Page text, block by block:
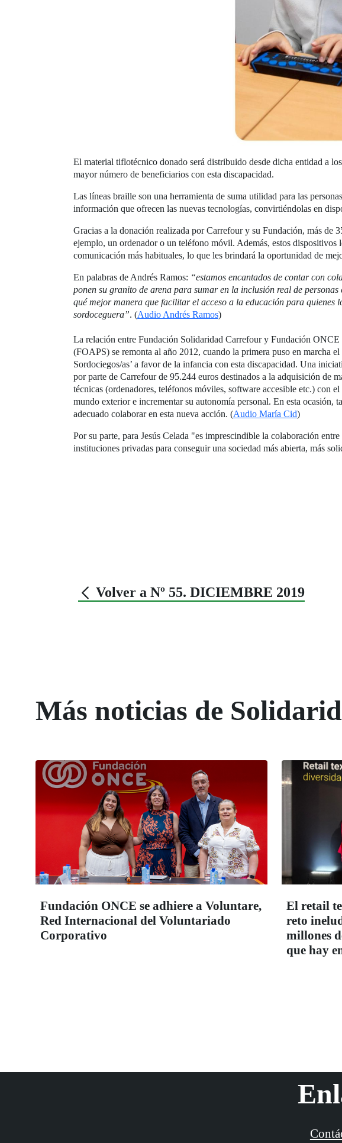
El material tiflotécnico donado será distribuido desde dicha entidad a
mayor número de beneficiarios con esta discapacidad.
Las líneas braille son una herramienta de suma utilidad para las
información que ofrecen las nuevas tecnologías, convirtiéndolas en
Gracias a la donación realizada por Carrefour y su Fundación, más de
ejemplo, un ordenador o un teléfono móvil. Además, estos dispositivos
comunicación más habituales, lo que les brindará la oportunidad de
En palabras de Andrés Ramos: “estamos encantados de contar con
ponen su granito de arena para sumar en la inclusión real de
qué mejor manera que facilitar el acceso a la educación para quienes
sordoceguera”. (Audio Andrés Ramos)
La relación entre Fundación Solidaridad Carrefour y Fundación ONCE
(FOAPS) se remonta al año 2012, cuando la primera puso en marcha
Sordociegos/as’ a favor de la infancia con esta discapacidad. Una
por parte de Carrefour de 95.244 euros destinados a la adquisición de
técnicas (ordenadores, teléfonos móviles, software accesible etc.) con
mundo exterior e incrementar su autonomía personal. En esta ocasión,
adecuado colaborar en esta nueva acción. (Audio María Cid)
Por su parte, para Jesús Celada "es imprescindible la colaboración
instituciones privadas para conseguir una sociedad más abierta, más
Volver a Nº 55. DICIEMBRE 2019
Más noticias de
Fundación ONCE se adhiere a Voluntare,
Red Internacional del Voluntariado
Corporativo
El retail
reto
millones
que hay